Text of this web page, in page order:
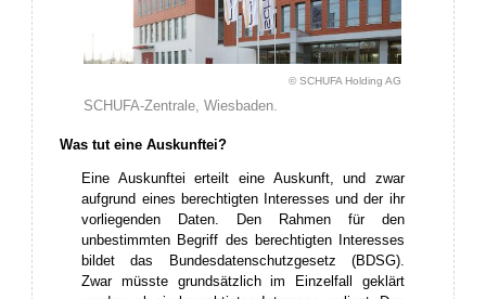
© SCHUFA Holding AG
SCHUFA-Zentrale, Wiesbaden.
Was tut eine Auskunftei?
Eine Auskunftei erteilt eine Auskunft, und zwar
aufgrund eines berechtigten Interesses und der ihr
vorliegenden Daten. Den Rahmen für den
unbestimmten Begriff des berechtigten Interesses
bildet das Bundesdatenschutzgesetz (BDSG).
Zwar müsste grundsätzlich im Einzelfall geklärt